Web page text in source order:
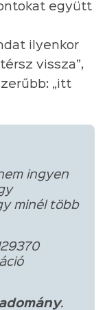
együtt
ilyenkor
vissza”,
„itt
ingyen
minél több
.